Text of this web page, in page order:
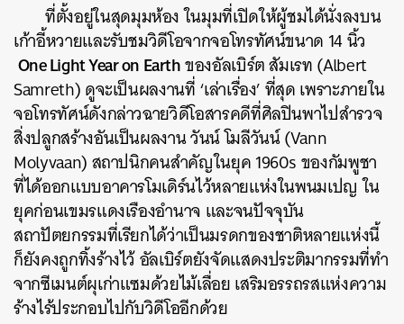
ที่ตั้งอยู่ในสุดมุมห้อง ในมุมที่เปิดให้ผู้ชมได้นั่งลงบน
เก้าอี้หวายและรับชมวิดีโอจากจอโทรทัศน์ขนาด 14 นิ้ว
One Light Year on Earthของอัลเบิร์ต สัมเรท (Albert
Samreth) ดูจะเป็นผลงานที่ ‘เล่าเรื่อง’ ที่สุด เพราะภายใน
จอโทรทัศน์ดังกล่าวฉายวิดีโอสารคดีที่ศิลปินพาไปสำรวจ
สิ่งปลูกสร้างอันเป็นผลงาน วันน์ โมลีวันน์ (Vann
Molyvaan) สถาปนิกคนสำคัญในยุค 1960s ของกัมพูชา
ที่ได้ออกแบบอาคารโมเดิร์นไว้หลายแห่งในพนมเปญ ใน
ยุคก่อนเขมรแดงเรืองอำนาจ และจนปัจจุบัน
สถาปัตยกรรมที่เรียกได้ว่าเป็นมรดกของชาติหลายแห่งนี้
ก็ยังคงถูกทิ้งร้างไว้ อัลเบิร์ตยังจัดแสดงประติมากรรมที่ทำ
จากซีเมนต์ผุเก่าแซมด้วยไม้เลื่อย เสริมอรรถรสแห่งความ
ร้างไร้ประกอบไปกับวิดีโออีกด้วย